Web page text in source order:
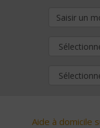
Aide à domicile